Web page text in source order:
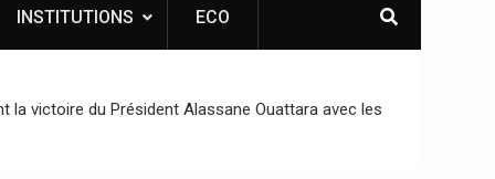
INSTITUTIONS ECO
victoire du Président Alassane Ouattara avec les